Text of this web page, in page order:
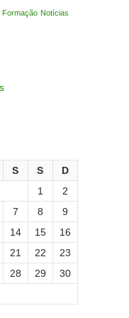
Formação Notícias
S S
D
1
2
7 8
9
14 15
16
21 22
23
28 29
30